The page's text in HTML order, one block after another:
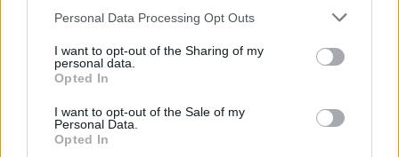
Personal Data Processing Opt Outs
I want to opt-out of the Sharing of my
personal data.
Opted In
I want to opt-out of the Sale of my
Personal Data.
Opted In
Износът на електромобили от Китай
е нараснал със 120%
06.08.2026 / 16:30